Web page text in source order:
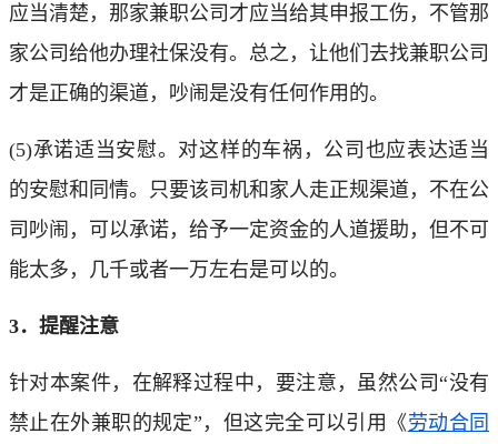
应当清楚，那家兼职公司才应当给其申报工伤，不管那
家公司给他办理社保没有。总之，让他们去找兼职公司
才是正确的渠道，吵闹是没有任何作用的。
(5)承诺适当安慰。对这样的车祸，公司也应表达适当
的安慰和同情。只要该司机和家人走正规渠道，不在公
司吵闹，可以承诺，给予一定资金的人道援助，但不可
能太多，几千或者一万左右是可以的。
3．提醒注意
针对本案件，在解释过程中，要注意，虽然公司“没有
禁止在外兼职的规定”，但这完全可以引用《劳动合同